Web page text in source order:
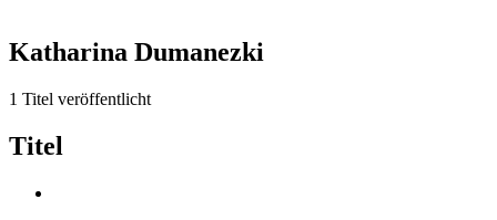
Katharina Dumanezki
1 Titel veröffentlicht
Titel